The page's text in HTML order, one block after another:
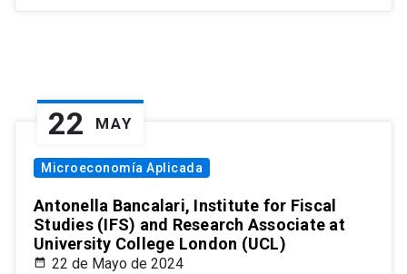
22 MAY
Microeconomía Aplicada
Antonella Bancalari, Institute for Fiscal
Studies (IFS) and Research Associate at
University College London (UCL)
22 de Mayo de 2024